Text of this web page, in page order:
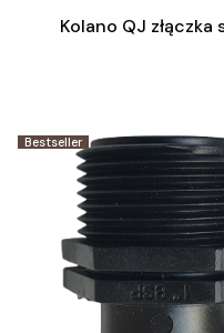
Kolano QJ
Bestseller